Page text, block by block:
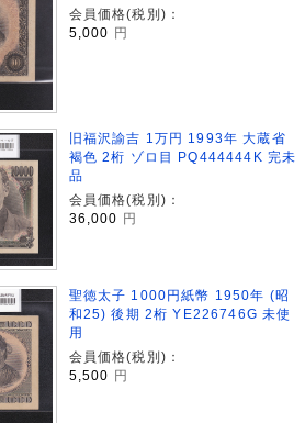
会員価格(税別)：
5,000
円
旧福沢諭吉 1万円 1993年 大蔵省
褐色 2桁 ゾロ目 PQ444444K 完未
品
会員価格(税別)：
36,000
円
聖徳太子 1000円紙幣 1950年 (昭
和25) 後期 2桁 YE226746G 未使
用
会員価格(税別)：
5,500 円